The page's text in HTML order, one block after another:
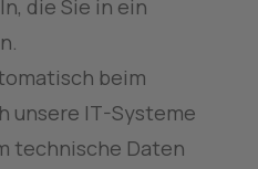
die Sie in ein
beim
unsere IT-Systeme
technische Daten